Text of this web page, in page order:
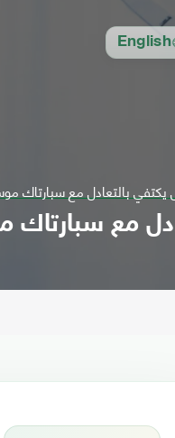
English
يكتفي بالتعادل مع سبارتاك
مع